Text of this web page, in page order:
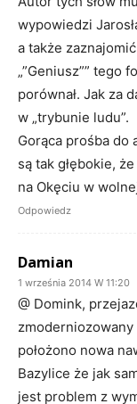
wypowiedzi
a także
„”Geniusz”” tego
porównał. Jak za
w „trybunie ludu”.
Gorąca prośba do
są tak głębokie,
na Okęciu w
Odpowiedz
Damian
1 września 2014 W 11:20
@ Domink,
położono nowa
Bazylice że jak
jest problem z